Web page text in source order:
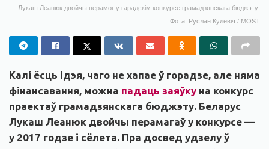
Лукаш Леанюк двойчы перамог у гарадскім конкурсе грамадзянскага бюджэту.
Фота: Руслан Кулевіч / MOST
Калі ёсць ідэя, чаго не хапае ў горадзе, але няма
фінансавання, можна падаць заяўку на конкурс
праектаў грамадзянскага бюджэту. Беларус
Лукаш Леанюк двойчы перамагаў у конкурсе —
у 2017 годзе і сёлета. Пра досвед удзелу ў